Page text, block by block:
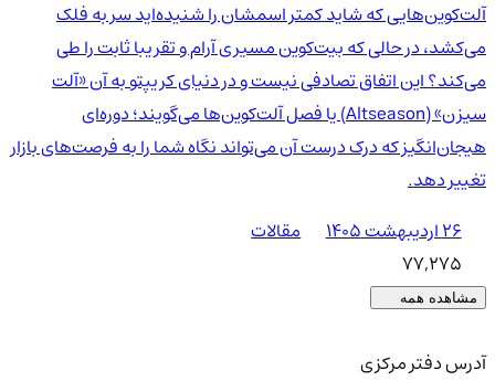
آلت‌کوین‌هایی که شاید کمتر اسمشان را شنیده‌اید سر به فلک
می‌کشد، در حالی که بیت‌کوین مسیری آرام و تقریبا ثابت را طی
می‌کند؟ این اتفاق تصادفی نیست و در دنیای کریپتو به آن «آلت
سیزن» (Altseason) یا فصل آلت‌کوین‌ها می‌گویند؛ دوره‌ای
هیجان‌انگیز که درک درست آن می‌تواند نگاه شما را به فرصت‌های بازار
تغییر دهد.
۲۶ اردیبهشت ۱۴۰۵
مقالات
77,275
مشاهده همه
آدرس دفتر مرکزی